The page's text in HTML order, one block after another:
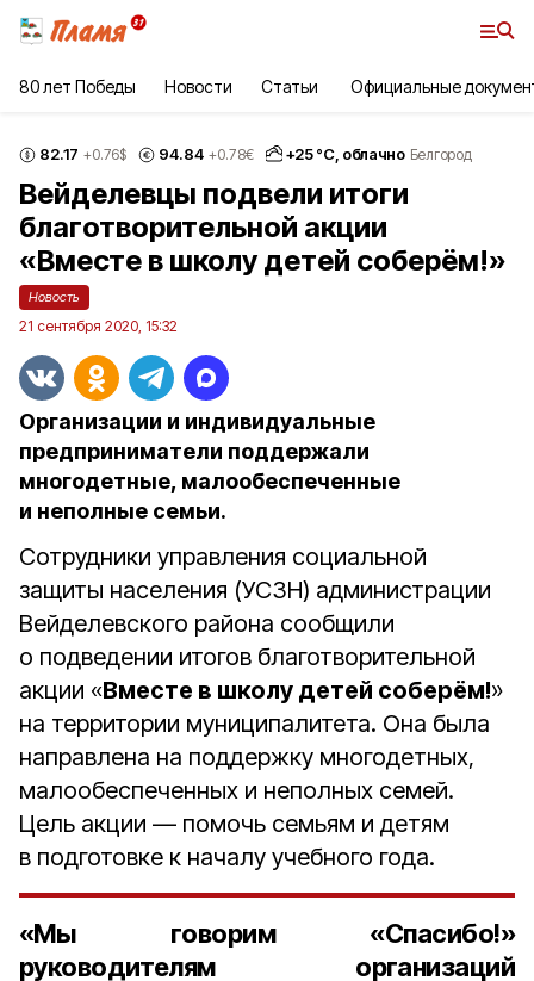
80 лет Победы Новости Статьи Официальные
82.17 +0.76$ 94.84 +0.78€ +25°С, облачно Белгород
Вейделевцы подвели итоги
благотворительной акции
«Вместе в школу детей соберём!»
Новость
21 сентября 2020, 15:32
Организации и индивидуальные
предприниматели поддержали
многодетные, малообеспеченные
и неполные семьи.
Сотрудники управления социальной
защиты населения (УСЗН) администрации
Вейделевского района сообщили
о подведении итогов благотворительной
акции «Вместе в школу детей соберём!»
на территории муниципалитета. Она была
направлена на поддержку многодетных,
малообеспеченных и неполных семей.
Цель акции — помочь семьям и детям
в подготовке к началу учебного года.
«Мы говорим «Спасибо!»
руководителям организаций